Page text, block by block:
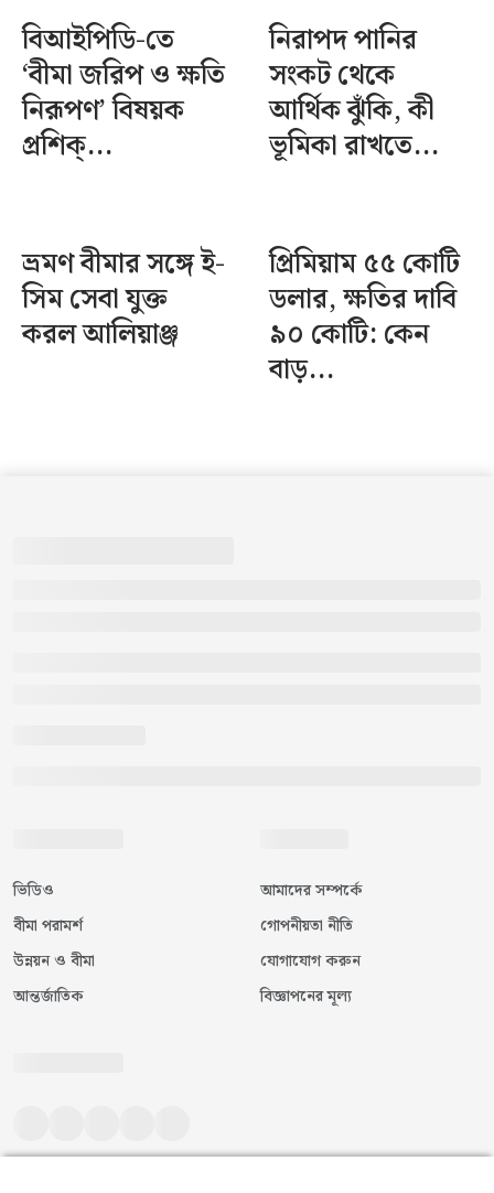
বিআইপিডি-তে
‘বীমা জরিপ ও ক্ষতি
নিরূপণ’ বিষয়ক
প্রশিক্...
নিরাপদ পানির
সংকট থেকে
আর্থিক ঝুঁকি, কী
ভূমিকা রাখতে...
ভ্রমণ বীমার সঙ্গে ই-
সিম সেবা যুক্ত
করল আলিয়াঞ্জ
প্রিমিয়াম ৫৫ কোটি
ডলার, ক্ষতির দাবি
৯০ কোটি: কেন
বাড়...
ভিডিও
বীমা পরামর্শ
উন্নয়ন ও বীমা
আন্তর্জাতিক
আমাদের সম্পর্কে
গোপনীয়তা নীতি
যোগাযোগ করুন
বিজ্ঞাপনের মূল্য